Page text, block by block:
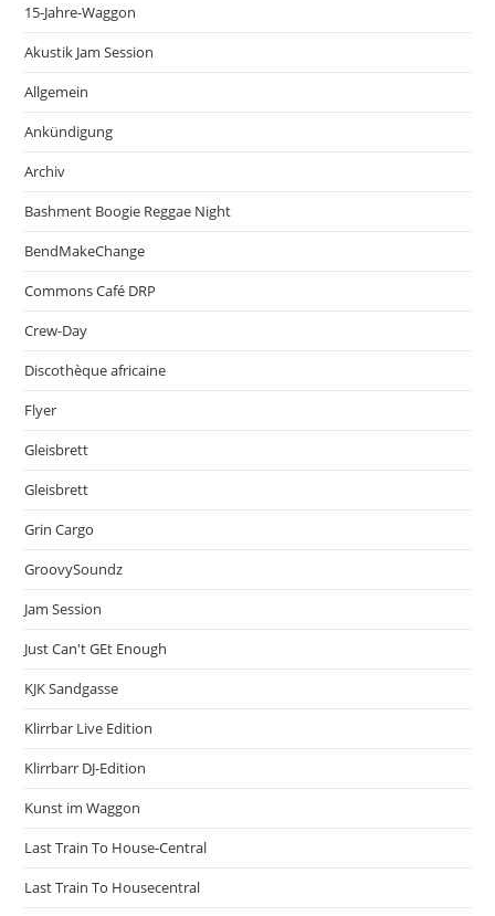
15-Jahre-Waggon
Akustik Jam Session
Allgemein
Ankündigung
Archiv
Bashment Boogie Reggae Night
BendMakeChange
Commons Café DRP
Crew-Day
Discothèque africaine
Flyer
Gleisbrett
Gleisbrett
Grin Cargo
GroovySoundz
Jam Session
Just Can't GEt Enough
KJK Sandgasse
Klirrbar Live Edition
Klirrbarr DJ-Edition
Kunst im Waggon
Last Train To House-Central
Last Train To Housecentral